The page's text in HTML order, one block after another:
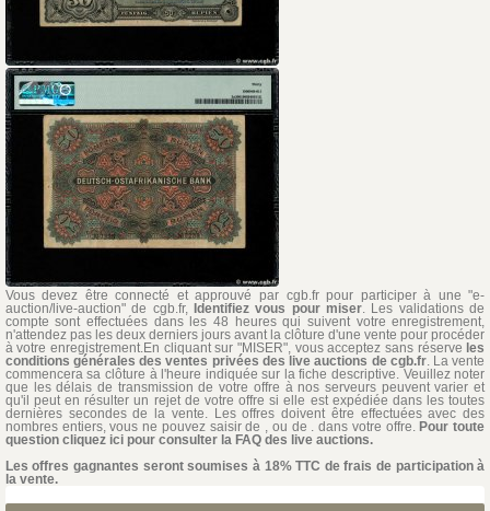
Vous devez être connecté et approuvé par cgb.fr pour participer à une "e-
auction/live-auction" de cgb.fr, Identifiez vous pour miser. Les validations de
compte sont effectuées dans les 48 heures qui suivent votre enregistrement,
n'attendez pas les deux derniers jours avant la clôture d'une vente pour procéder
à votre enregistrement.En cliquant sur "MISER", vous acceptez sans réserve les
conditions générales des ventes privées des live auctions de cgb.fr. La vente
commencera sa clôture à l'heure indiquée sur la fiche descriptive. Veuillez noter
que les délais de transmission de votre offre à nos serveurs peuvent varier et
qu'il peut en résulter un rejet de votre offre si elle est expédiée dans les toutes
dernières secondes de la vente. Les offres doivent être effectuées avec des
nombres entiers, vous ne pouvez saisir de , ou de . dans votre offre.Pour toute
question cliquez ici pour consulter la FAQ des live auctions.
Les offres gagnantes seront soumises à 18% TTC de frais de participation à
la vente.